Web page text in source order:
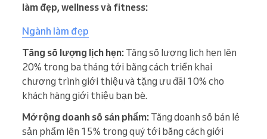
làm đẹp, wellness và fitness:
Ngành làm đẹp
Tăng số lượng lịch hẹn: Tăng số lượng lịch hẹn lên
20% trong ba tháng tới bằng cách triển khai
chương trình giới thiệu và tặng ưu đãi 10% cho
khách hàng giới thiệu bạn bè.
Mở rộng doanh số sản phẩm: Tăng doanh số bán lẻ
sản phẩm lên 15% trong quý tới bằng cách giới